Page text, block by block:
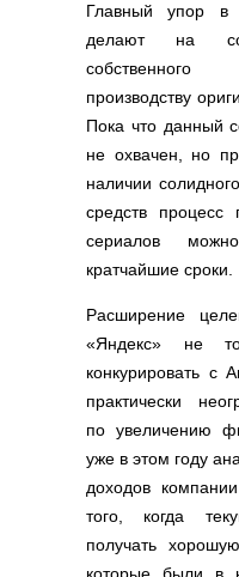
Главный упор в
делают на
производству
Пока что данный
не охвачен, но
наличии
средств процесс
сериалов
кратчайшие сроки.
Расширение
«Яндекс» не
конкурировать с
практически
по увеличению
уже в этом году
доходов
того, когда
получать